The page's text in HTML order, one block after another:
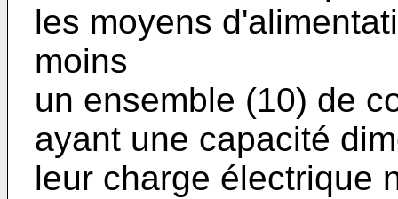
les moyens
moins
un ensemble (10) de
ayant une capacité
leur charge électrique